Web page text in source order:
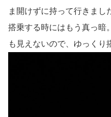
ま開けずに持って行きまし
搭乗する時にはもう真っ暗
も見えないので、ゆっくり